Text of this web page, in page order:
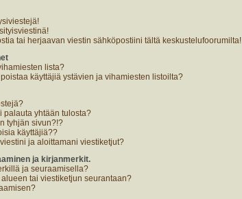
tai herjaavan viestin sähköpostiini tältä keskustelufoorumilta!
lista?
käyttäjiä ystävien ja vihamiesten listoilta?
palauta yhtään tulosta?
tyhjän sivun?!?
käyttäjiä??
ja aloittamani viestiketjut?
ja kirjanmerkit.
ja seuraamisella?
tai viestiketjun seurantaan?